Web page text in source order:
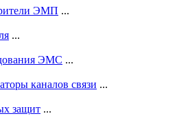
ЭМП ...
...
ЭМС ...
каналов связи ...
защит ...